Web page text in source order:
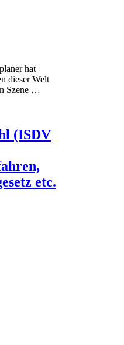
hat
dieser Welt
Szene …
(ISDV
etc.